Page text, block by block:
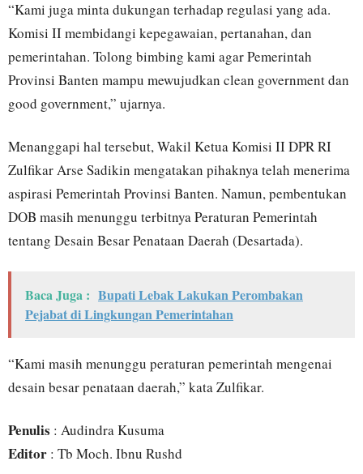
“Kami juga minta dukungan terhadap regulasi yang ada.
Komisi II membidangi kepegawaian, pertanahan, dan
pemerintahan. Tolong bimbing kami agar Pemerintah
Provinsi Banten mampu mewujudkan clean government dan
good government,” ujarnya.
Menanggapi hal tersebut, Wakil Ketua Komisi II DPR RI
Zulfikar Arse Sadikin mengatakan pihaknya telah menerima
aspirasi Pemerintah Provinsi Banten. Namun, pembentukan
DOB masih menunggu terbitnya Peraturan Pemerintah
tentang Desain Besar Penataan Daerah (Desartada).
Baca Juga : Bupati Lebak Lakukan Perombakan
Pejabat di Lingkungan Pemerintahan
“Kami masih menunggu peraturan pemerintah mengenai
desain besar penataan daerah,” kata Zulfikar.
Penulis : Audindra Kusuma
Editor : Tb Moch. Ibnu Rushd